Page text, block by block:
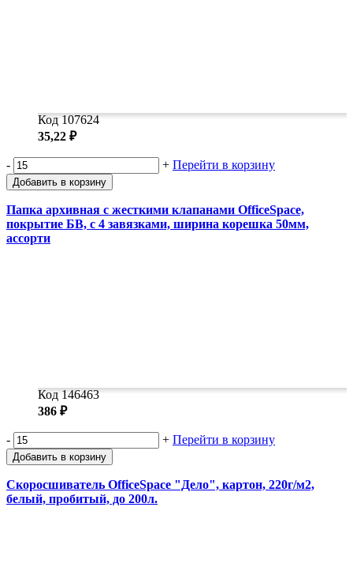
Код 107624
35,22 ₽
- + Перейти в корзину
Добавить в корзину
Папка архивная с жесткими клапанами OfficeSpace,
покрытие БВ, с 4 завязками, ширина корешка 50мм,
ассорти
Код 146463
386 ₽
- + Перейти в корзину
Добавить в корзину
Скоросшиватель OfficeSpace "Дело", картон, 220г/м2,
белый, пробитый, до 200л.